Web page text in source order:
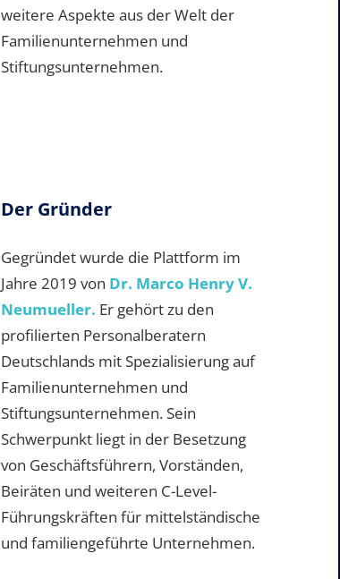
weitere Aspekte aus der Welt der
Familienunternehmen und
Stiftungsunternehmen.
Der Gründer
Gegründet wurde die Plattform im
Jahre 2019 von Dr. Marco Henry V.
Neumueller. Er gehört zu den
profilierten Personalberatern
Deutschlands mit Spezialisierung auf
Familienunternehmen und
Stiftungsunternehmen. Sein
Schwerpunkt liegt in der Besetzung
von Geschäftsführern, Vorständen,
Beiräten und weiteren C-Level-
Führungskräften für mittelständische
und familiengeführte Unternehmen.